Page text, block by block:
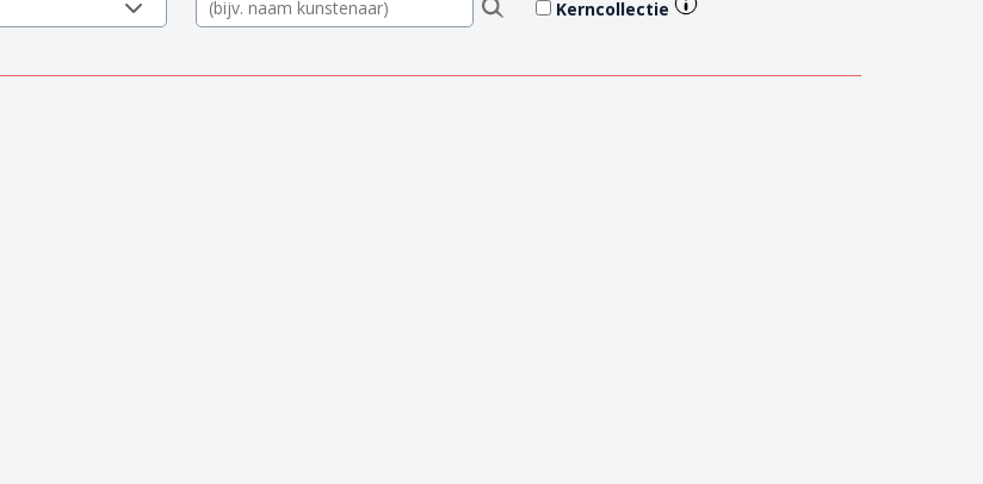
Kerncollectie